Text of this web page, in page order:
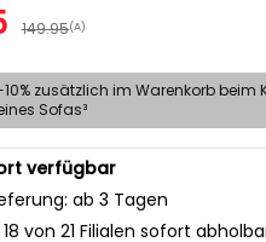
149.95(A)
zusätzlich im Warenkorb beim
Sofas³
verfügbar
ab 3 Tagen
18 von 21 Filialen sofort